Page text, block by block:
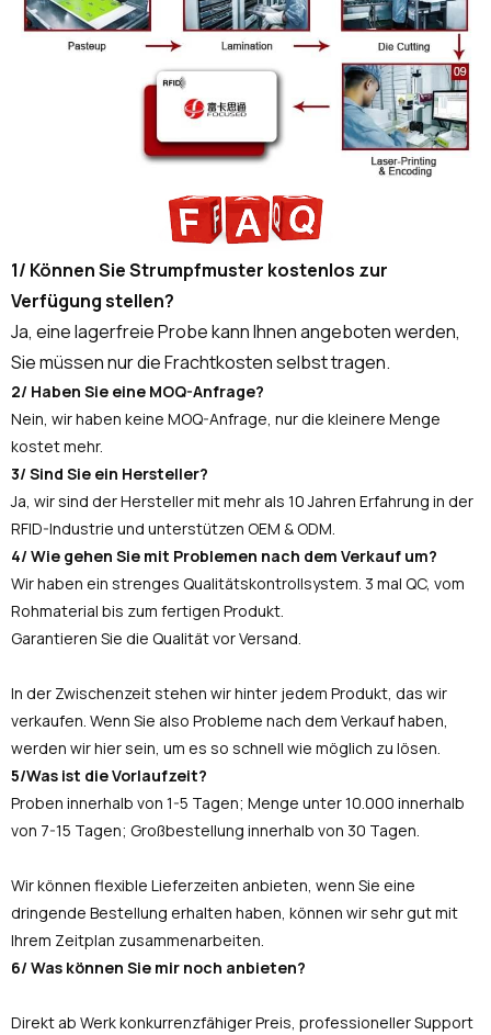
1/ Können Sie Strumpfmuster kostenlos zur
Verfügung stellen?
Ja, eine lagerfreie Probe kann Ihnen angeboten werden,
Sie müssen nur die Frachtkosten selbst tragen.
2/ Haben Sie eine MOQ-Anfrage?
Nein, wir haben keine MOQ-Anfrage, nur die kleinere Menge
kostet mehr.
3/ Sind Sie ein Hersteller?
Ja, wir sind der Hersteller mit mehr als 10 Jahren Erfahrung in der
RFID-Industrie und unterstützen OEM & ODM.
4/ Wie gehen Sie mit Problemen nach dem Verkauf um?
Wir haben ein strenges Qualitätskontrollsystem. 3 mal QC, vom
Rohmaterial bis zum fertigen Produkt.
Garantieren Sie die Qualität vor Versand.
In der Zwischenzeit stehen wir hinter jedem Produkt, das wir
verkaufen. Wenn Sie also Probleme nach dem Verkauf haben,
werden wir hier sein, um es so schnell wie möglich zu lösen.
5/Was ist die Vorlaufzeit?
Proben innerhalb von 1-5 Tagen; Menge unter 10.000 innerhalb
von 7-15 Tagen; Großbestellung innerhalb von 30 Tagen.
Wir können flexible Lieferzeiten anbieten, wenn Sie eine
dringende Bestellung erhalten haben, können wir sehr gut mit
Ihrem Zeitplan zusammenarbeiten.
6/ Was können Sie mir noch anbieten?
Direkt ab Werk konkurrenzfähiger Preis, professioneller Support